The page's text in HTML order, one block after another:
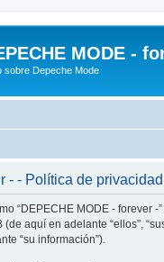
MODE -
sobre Depeche Mode
- - Política de privacidad
“DEPECHE MODE - forever -
aquí en adelante “ellos”,
“su información”).